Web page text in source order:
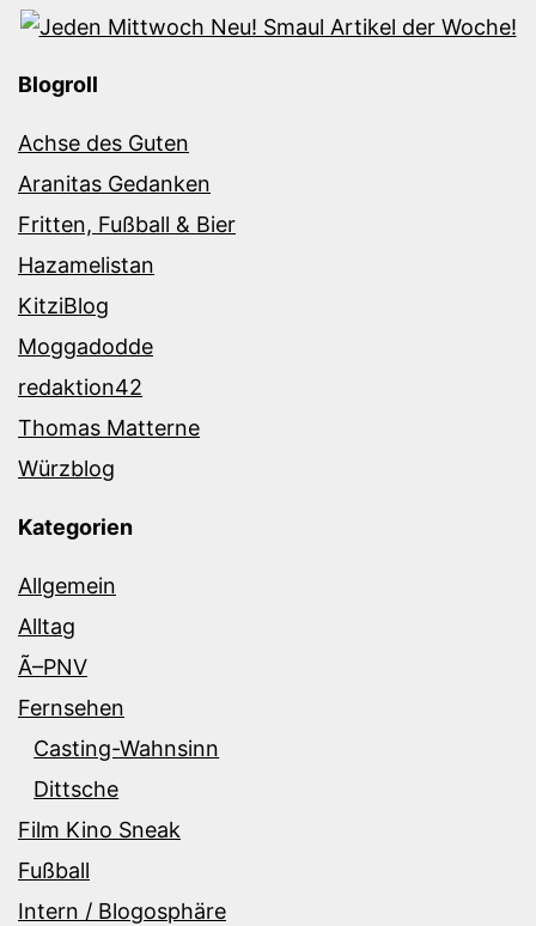
Blogroll
Achse des Guten
Aranitas Gedanken
Fritten, Fußball & Bier
Hazamelistan
KitziBlog
Moggadodde
redaktion42
Thomas Matterne
Würzblog
Kategorien
Allgemein
Alltag
Ã–PNV
Fernsehen
Casting-Wahnsinn
Dittsche
Film Kino Sneak
Fußball
Intern / Blogosphäre